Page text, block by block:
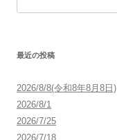
最近の投稿
2026/8/8(令和8年8月8日)
2026/8/1
2026/7/25
2026/7/18